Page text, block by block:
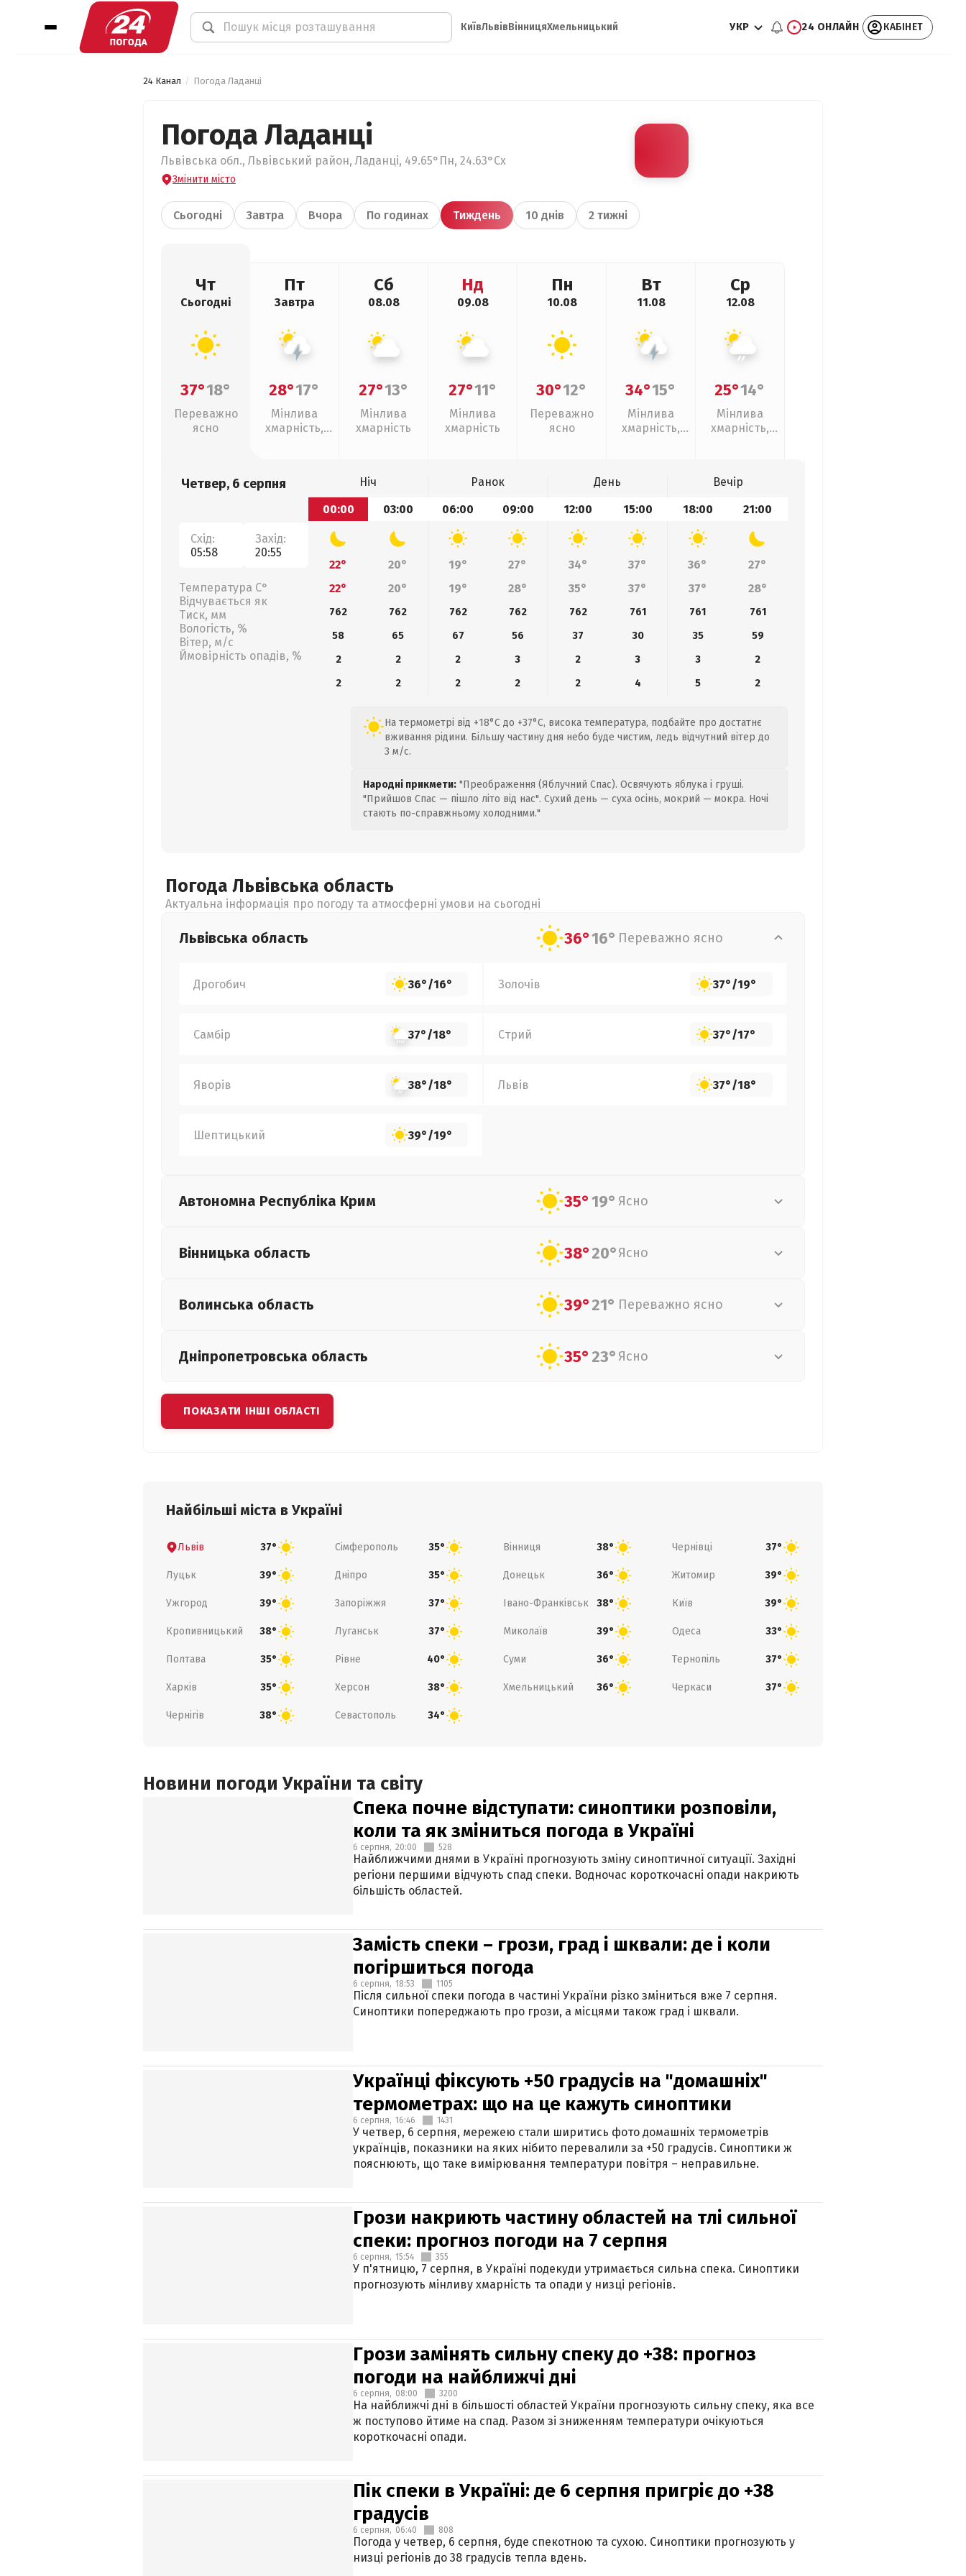
КиївЛьвівВінницяХмельницький УКР 24 ОНЛАЙН КАБІНЕТ
24 Канал Погода Ладанці
Погода Ладанці
Львівська обл., Львівський район, Ладанці, 49.65°Пн, 24.63°Сх
Змінити місто
Сьогодні Завтра Вчора По годинах Тиждень 10 днів 2 тижні
Чт
Сьогодні
37°18°
Переважно
ясно
Пт
Завтра
28°17°
Мінлива
хмарність,
Сб
08.08
27°13°
Мінлива
хмарність
Нд
09.08
27°11°
Мінлива
хмарність
Пн
10.08
30°12°
Переважно
ясно
Вт
11.08
34°15°
Мінлива
хмарність,
Ср
12.08
25°14°
Мінлива
хмарність,
Четвер, 6 серпня
Схід:
05:58
Захід:
20:55
Температура С°
Відчувається як
Тиск, мм
Вологість, %
Вітер, м/с
Ймовірність опадів, %
Ніч Ранок День
Вечір
00:00
03:00 06:00 09:00 12:00 15:00 18:00 21:00
22° 20° 19° 27° 34° 37° 36°
27°
22°
20° 19° 28° 35° 37° 37° 28°
762 762 762 762 762 761 761
761
58
65 67 56 37 30 35
59
2
2 2 3 2 3 3
2
2
2 2 2 2 4 5 2
На термометрі від +18°C до +37°C, висока температура, подбайте про достатнє
вживання рідини. Більшу частину дня небо буде чистим, ледь відчутний вітер до
3 м/с.
Народні прикмети: "Преображення (Яблучний Спас). Освячують яблука і груші.
"Прийшов Спас — пішло літо від нас". Сухий день — суха осінь, мокрий — мокра. Ночі
стають по-справжньому холодними."
Погода Львівська область
Актуальна інформація про погоду та атмосферні умови на сьогодні
Львівська область 36°16° Переважно ясно
Дрогобич 36°/16° Золочів 37°/19°
Самбір 37°/18° Стрий 37°/17°
Яворів 38°/18° Львів 37°/18°
Шептицький 39°/19°
Автономна Республіка Крим 35°19° Ясно
Вінницька область 38°20°Ясно
Волинська область 39°21° Переважно ясно
Дніпропетровська область 35°23° Ясно
ПОКАЗАТИ ІНШІ ОБЛАСТІ
Найбільші міста в Україні
Львів 37° Сімферополь 35° Вінниця 38° Чернівці 37°
Луцьк 39° Дніпро 35° Донецьк 36° Житомир 39°
Ужгород 39° Запоріжжя 37° Івано-Франківськ 38° Київ 39°
Кропивницький 38° Луганськ 37° Миколаїв 39° Одеса 33°
Полтава 35° Рівне 40° Суми 36° Тернопіль 37°
Харків 35° Херсон 38° Хмельницький 36° Черкаси 37°
Чернігів 38° Севастополь 34°
Новини погоди України та світу
Спека почне відступати: синоптики розповіли,
коли та як зміниться погода в Україні
6 серпня, 20:00 528
Найближчими днями в Україні прогнозують зміну синоптичної ситуації. Західні
регіони першими відчують спад спеки. Водночас короткочасні опади накриють
більшість областей.
Замість спеки – грози, град і шквали: де і коли
погіршиться погода
6 серпня, 18:53 1105
Після сильної спеки погода в частині України різко зміниться вже 7 серпня.
Синоптики попереджають про грози, а місцями також град і шквали.
Українці фіксують +50 градусів на "домашніх"
термометрах: що на це кажуть синоптики
6 серпня, 16:46 1431
У четвер, 6 серпня, мережею стали ширитись фото домашніх термометрів
українців, показники на яких нібито перевалили за +50 градусів. Синоптики ж
пояснюють, що таке вимірювання температури повітря – неправильне.
Грози накриють частину областей на тлі сильної
спеки: прогноз погоди на 7 серпня
6 серпня, 15:54 355
У п'ятницю, 7 серпня, в Україні подекуди утримається сильна спека. Синоптики
прогнозують мінливу хмарність та опади у низці регіонів.
Грози замінять сильну спеку до +38: прогноз
погоди на найближчі дні
6 серпня, 08:00 3200
На найближчі дні в більшості областей України прогнозують сильну спеку, яка все
ж поступово йтиме на спад. Разом зі зниженням температури очікуються
короткочасні опади.
Пік спеки в Україні: де 6 серпня пригріє до +38
градусів
6 серпня, 06:40 808
Погода у четвер, 6 серпня, буде спекотною та сухою. Синоптики прогнозують у
низці регіонів до 38 градусів тепла вдень.